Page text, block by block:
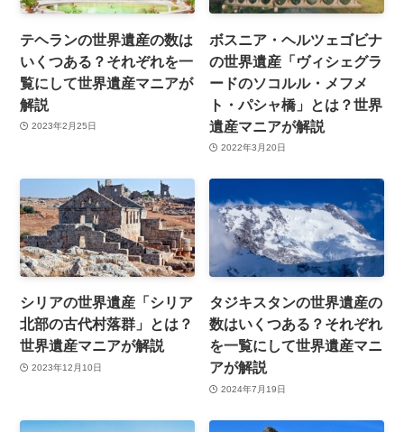
テヘランの世界遺産の数は
いくつある？それぞれを一
覧にして世界遺産マニアが
解説
2023年2月25日
ボスニア・ヘルツェゴビナ
の世界遺産「ヴィシェグラ
ードのソコルル・メフメ
ト・パシャ橋」とは？世界
遺産マニアが解説
2022年3月20日
シリアの世界遺産「シリア
北部の古代村落群」とは？
世界遺産マニアが解説
2023年12月10日
タジキスタンの世界遺産の
数はいくつある？それぞれ
を一覧にして世界遺産マニ
アが解説
2024年7月19日